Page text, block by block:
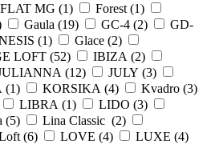
FLAT MG (1) Forest (1)
Gaula (19) GC-4 (2)
GD-
(1) Glace (2)
LOFT (52) IBIZA (2)
(12) JULY (3)
(1) KORSIKA (4) Kvadro (3)
LIBRA (1) LIDO (3)
(5) Lina Classic (2)
(6) LOVE (4) LUXE (4)